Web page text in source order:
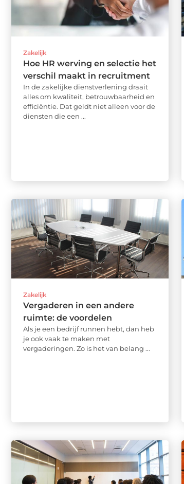
Zakelijk
Hoe HR werving en selectie het
verschil maakt in recruitment
In de zakelijke dienstverlening draait
alles om kwaliteit, betrouwbaarheid en
efficiëntie. Dat geldt niet alleen voor de
diensten die een ...
Zakelijk
Vergaderen in een andere
ruimte: de voordelen
Als je een bedrijf runnen hebt, dan heb
je ook vaak te maken met
vergaderingen. Zo is het van belang ...